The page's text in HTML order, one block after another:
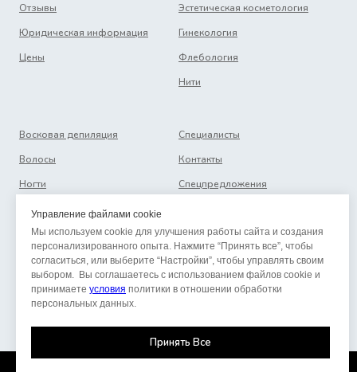
Отзывы
Юридическая информация
Цены
Эстетическая косметология
Гинекология
Флебология
Нити
Восковая депиляция
Волосы
Ногти
Перманентный макияж
Массаж
Специалисты
Контакты
Спецпредложения
Управление файлами cookie
Мы используем cookie для улучшения работы сайта и создания
персонализированного опыта. Нажмите “Принять все”, чтобы
согласиться, или выберите “Настройки”, чтобы управлять своим
выбором. Вы соглашаетесь с использованием файлов cookie и
принимаете условия политики в отношении обработки
персональных данных.
Принять Все